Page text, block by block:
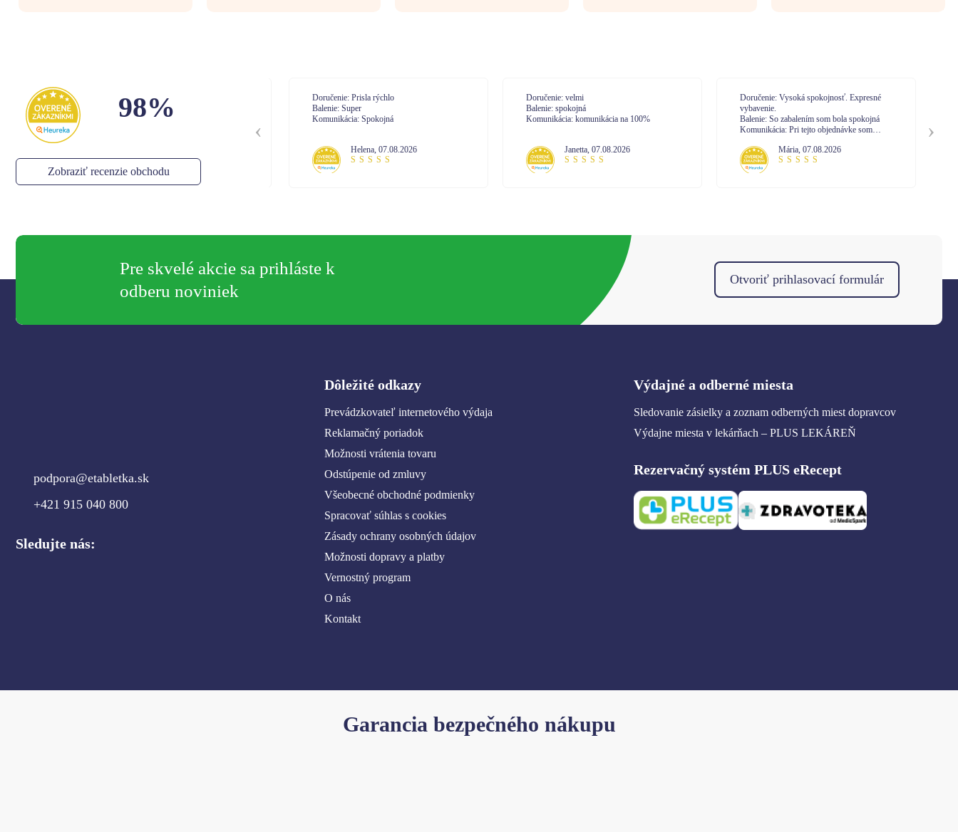
98%
Zobraziť recenzie obchodu
Rychle dodanie
Doručenie: Prisla rýchlo
Balenie: Super
Komunikácia: Spokojná
Helena,07.08.2026
Doručenie: velmi
Balenie: spokojná
Komunikácia: komunikácia na 100%
Janetta,07.08.2026
Doručenie: Vysoká spokojnosť. Expresné
vybavenie.
Balenie: So zabalením som bola spokojná
Komunikácia: Pri tejto objednávke som
skúsenosť z minula. Vysoká profesionalita
pri vybavovaní.
Mária,07.08.2026
Pre skvelé akcie sa prihláste k
odberu noviniek
Otvoriť prihlasovací formulár
podpora@etabletka.sk
+421 915 040 800
Sledujte nás:
Dôležité odkazy
Prevádzkovateľ internetového výdaja
Reklamačný poriadok
Možnosti vrátenia tovaru
Odstúpenie od zmluvy
Všeobecné obchodné podmienky
Spracovať súhlas s cookies
Zásady ochrany osobných údajov
Možnosti dopravy a platby
Vernostný program
O nás
Kontakt
Výdajné a odberné miesta
Sledovanie zásielky a zoznam odberných miest dopravcov
Výdajne miesta v lekárňach – PLUS LEKÁREŇ
Rezervačný systém PLUS eRecept
Garancia bezpečného nákupu